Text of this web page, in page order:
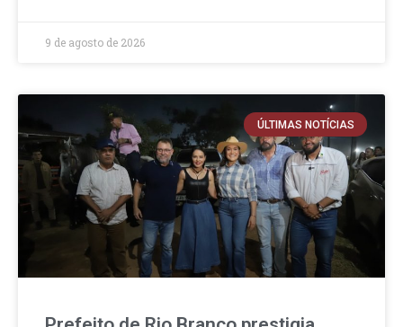
9 de agosto de 2026
ÚLTIMAS NOTÍCIAS